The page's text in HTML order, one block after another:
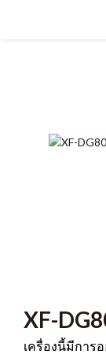
XF-
เครื่องนี้มีการ